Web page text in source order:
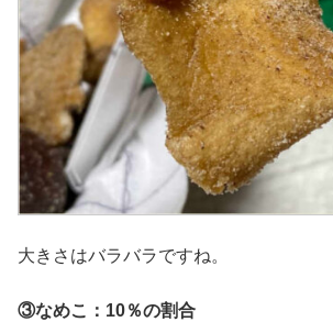
大きさはバラバラですね。
③なめこ：10％の割合